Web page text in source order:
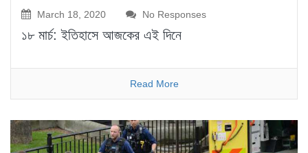
March 18, 2020 No Responses
১৮ মার্চ: ইতিহাসে আজকের এই দিনে
Read More